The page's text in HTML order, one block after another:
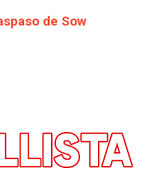
de Sow
pasada se vio
mientras Rodri agita el
al Bournemouth